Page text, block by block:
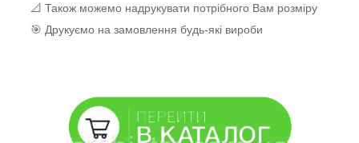
📐 Також можемо надрукувати потрібного Вам розміру
🎯 Друкуємо на замовлення будь-які вироби